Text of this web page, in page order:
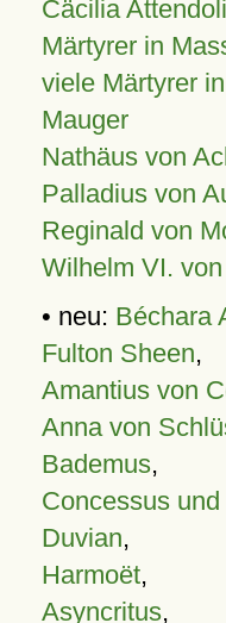
Cäcilia
Märtyrer in
viele Märtyrer
Mauger
Nathäus von
Palladius von
Reginald von
Wilhelm VI.
• neu: Béchara
Fulton Sheen,
Amantius von
Anna von
Bademus,
Concessus
Duvian,
Harmoët,
Asyncritus,